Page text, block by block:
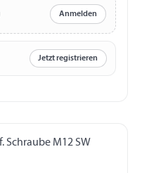
Anmelden
Jetzt registrieren